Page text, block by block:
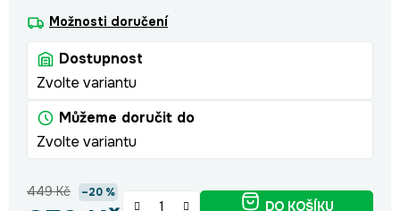
Možnosti doručení
Dostupnost
Zvolte variantu
Můžeme doručit do
Zvolte variantu
449 Kč –20 %
DO KOŠÍKU